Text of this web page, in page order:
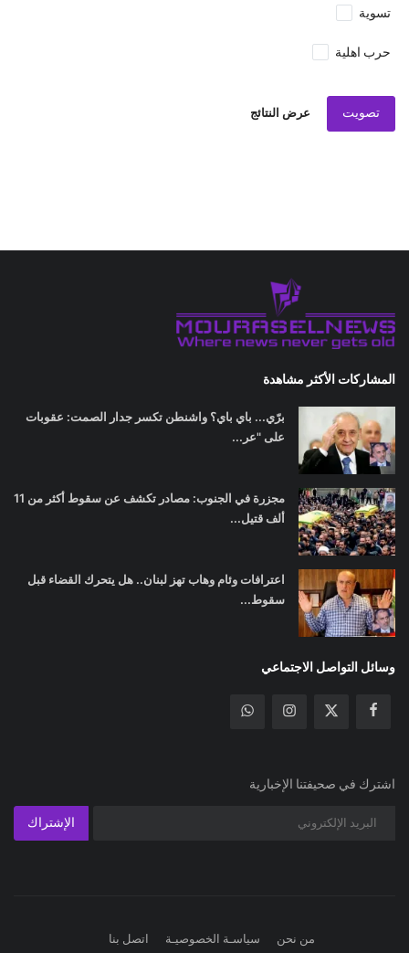
تسوية
حرب اهلية
تصويت عرض النتائج
المشاركات الأكثر مشاهدة
برّي... باي باي؟ واشنطن تكسر جدار الصمت: عقوبات
على "عر...
مجزرة في الجنوب: مصادر تكشف عن سقوط أكثر من 11
ألف قتيل...
اعترافات وئام وهاب تهز لبنان.. هل يتحرك القضاء قبل
سقوط...
وسائل التواصل الاجتماعي
اشترك في صحيفتنا الإخبارية
الإشتراك
من نحن سياسـة الخصوصيـة اتصل بنا